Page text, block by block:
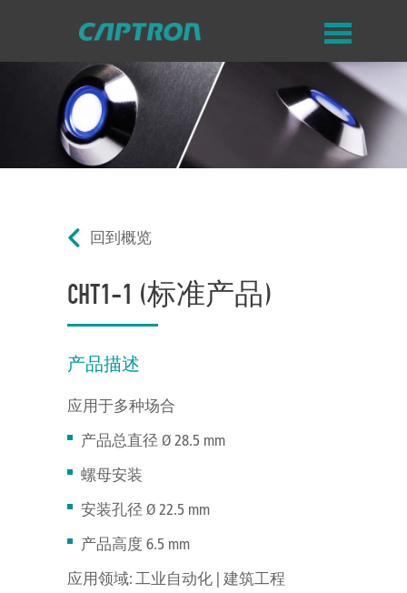
回到概览
CHT1-1 (标准产品)
产品描述
应用于多种场合
产品总直径 Ø 28.5 mm
螺母安装
安装孔径 Ø 22.5 mm
产品高度 6.5 mm
应用领域: 工业自动化 | 建筑工程